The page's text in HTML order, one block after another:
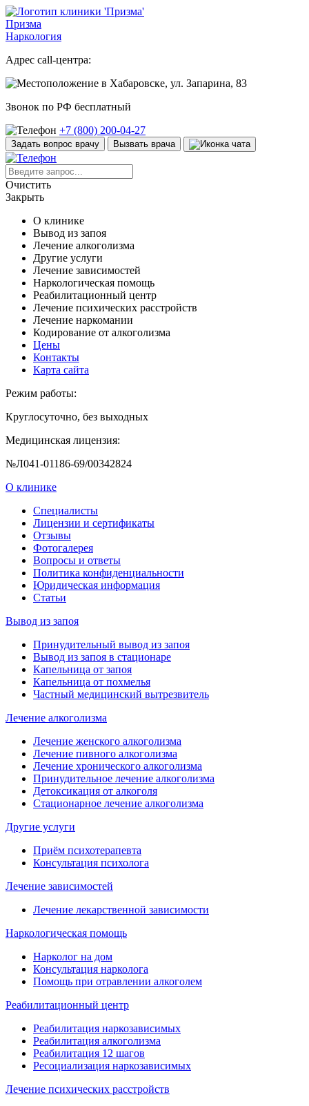
Призма
Наркология
Адрес call-центра:
в Хабаровске, ул. Запарина, 83
Звонок по РФ бесплатный
+7 (800) 200-04-27
Задать вопрос врачу Вызвать врача
Очистить
Закрыть
О клинике
Вывод из запоя
Лечение алкоголизма
Другие услуги
Лечение зависимостей
Наркологическая помощь
Реабилитационный центр
Лечение психических расстройств
Лечение наркомании
Кодирование от алкоголизма
Цены
Контакты
Карта сайта
Режим работы:
Круглосуточно, без выходных
Медицинская лицензия:
№Л041-01186-69/00342824
О клинике
Специалисты
Лицензии и сертификаты
Отзывы
Фотогалерея
Вопросы и ответы
Политика конфиденциальности
Юридическая информация
Статьи
Вывод из запоя
Принудительный вывод из запоя
Вывод из запоя в стационаре
Капельница от запоя
Капельница от похмелья
Частный медицинский вытрезвитель
Лечение алкоголизма
Лечение женского алкоголизма
Лечение пивного алкоголизма
Лечение хронического алкоголизма
Принудительное лечение алкоголизма
Детоксикация от алкоголя
Стационарное лечение алкоголизма
Другие услуги
Приём психотерапевта
Консультация психолога
Лечение зависимостей
Лечение лекарственной зависимости
Наркологическая помощь
Нарколог на дом
Консультация нарколога
Помощь при отравлении алкоголем
Реабилитационный центр
Реабилитация наркозависимых
Реабилитация алкоголизма
Реабилитация 12 шагов
Ресоциализация наркозависимых
Лечение психических расстройств